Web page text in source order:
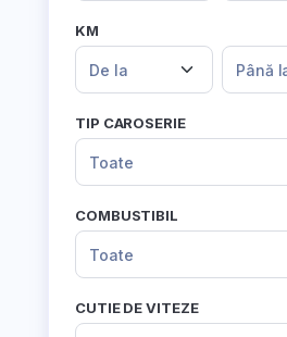
KM
De la Până
TIP CAROSERIE
Toate
COMBUSTIBIL
Toate
CUTIE DE VITEZE